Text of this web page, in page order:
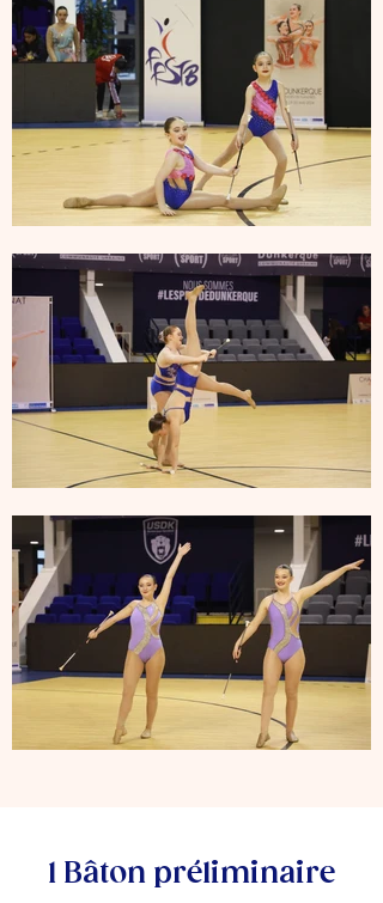
1 Bâton préliminaire